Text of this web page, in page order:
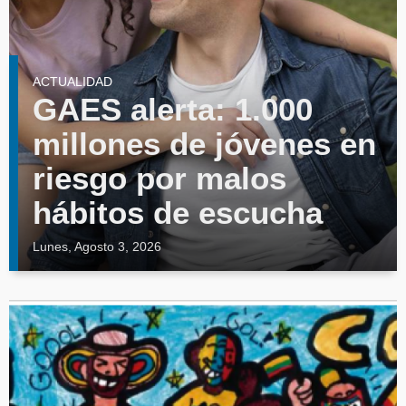
ACTUALIDAD
GAES alerta: 1.000
millones de jóvenes en
riesgo por malos
hábitos de escucha
Lunes, Agosto 3, 2026